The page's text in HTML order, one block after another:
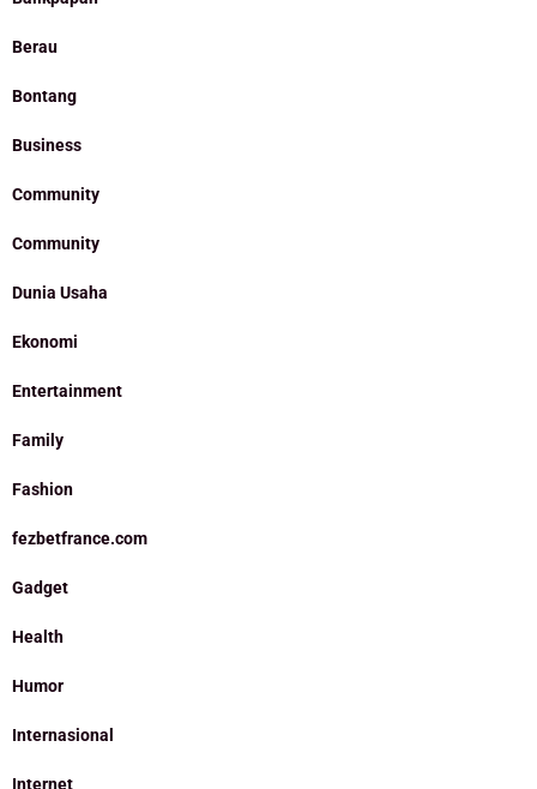
Berau
Bontang
Business
Community
Community
Dunia Usaha
Ekonomi
Entertainment
Family
Fashion
fezbetfrance.com
Gadget
Health
Humor
Internasional
Internet